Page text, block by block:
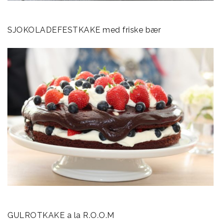
SJOKOLADEFESTKAKE med friske bær
GULROTKAKE a la R.O.O.M